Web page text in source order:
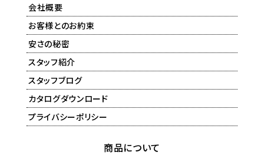
会社概要
お客様とのお約束
安さの秘密
スタッフ紹介
スタッフブログ
カタログダウンロード
プライバシーポリシー
商品について